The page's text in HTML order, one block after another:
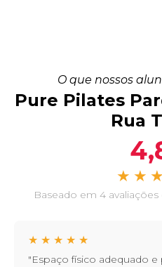
O que nossos
Pure Pilates
Rua
★ ★ ★
Baseado em 4
★ ★ ★ ★ ★
"Espaço físico adequado